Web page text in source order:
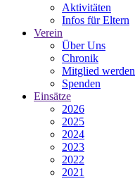
Aktivitäten
Infos für Eltern
Verein
Über Uns
Chronik
Mitglied werden
Spenden
Einsätze
2026
2025
2024
2023
2022
2021